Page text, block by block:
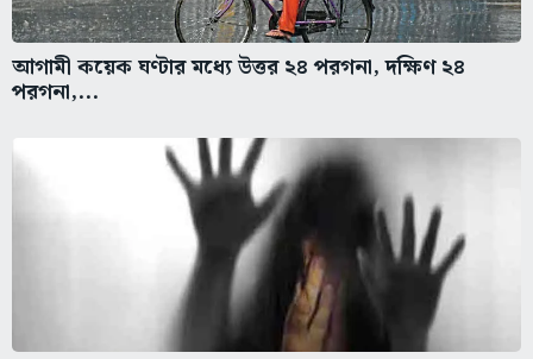
আগামী কয়েক ঘণ্টার মধ্যে উত্তর ২৪ পরগনা, দক্ষিণ ২৪
পরগনা,...